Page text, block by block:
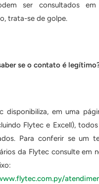
ser consultados
trata-se de golpe.
se o contato é
disponibiliza, em uma
Flytec e Excell),
Para conferir se um
da Flytec consulte em